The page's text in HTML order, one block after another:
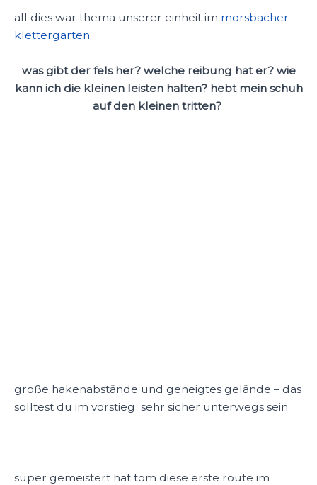
all dies war thema unserer einheit im morsbacher
klettergarten.
was gibt der fels her? welche reibung hat er? wie
kann ich die kleinen leisten halten? hebt mein schuh
auf den kleinen tritten?
große hakenabstände und geneigtes gelände – das
solltest du im vorstieg sehr sicher unterwegs sein
super gemeistert hat tom diese erste route im